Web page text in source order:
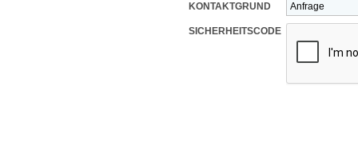
KONTAKTGRUND
SICHERHEITSCODE